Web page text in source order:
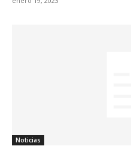
Noticias